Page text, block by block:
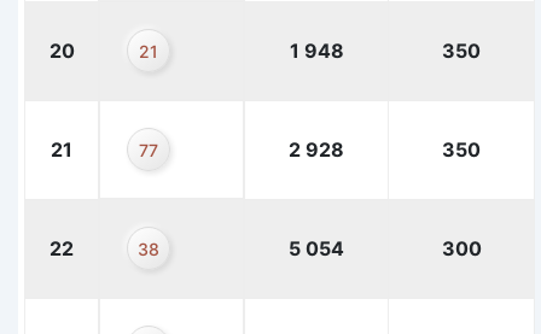
20 21 1 948 350
21 77 2 928 350
22 38 5 054 300